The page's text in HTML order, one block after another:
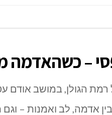
– כשהאדמה
רמת הגולן, במושב אודם
אדמה, לב ואמנות –